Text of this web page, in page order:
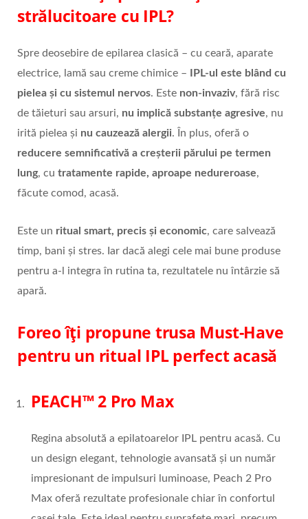
strălucitoare cu IPL?
Spre deosebire de epilarea clasică – cu ceară, aparate
electrice, lamă sau creme chimice –
IPL-ul este blând cu
pielea și cu sistemul nervos. Este non-invaziv, fără risc
de tăieturi sau arsuri, nu implică substanțe agresive, nu
irită pielea și nu cauzează alergii. În plus, oferă o
reducere semnificativă a creșterii părului pe termen
lung, cu tratamente rapide, aproape nedureroase,
făcute comod, acasă.
Este un ritual smart, precis și economic, care salvează
timp, bani și stres. Iar dacă alegi cele mai bune produse
pentru a-l integra în rutina ta, rezultatele nu întârzie să
apară.
Foreo îți propune trusa Must-Have
pentru un ritual IPL perfect acasă
PEACH™ 2 Pro Max
Regina absolută a epilatoarelor IPL pentru acasă. Cu
un design elegant, tehnologie avansată și un număr
impresionant de impulsuri luminoase, Peach 2 Pro
Max oferă rezultate profesionale chiar în confortul